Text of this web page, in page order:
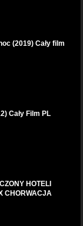
(2019) Cały film
Cały Film PL
HOTELI
CHORWACJA